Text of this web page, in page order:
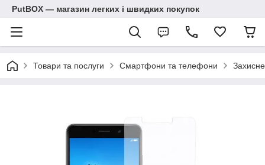
PutBOX — магазин легких і швидких покупок
Товари та послуги Смартфони та телефони